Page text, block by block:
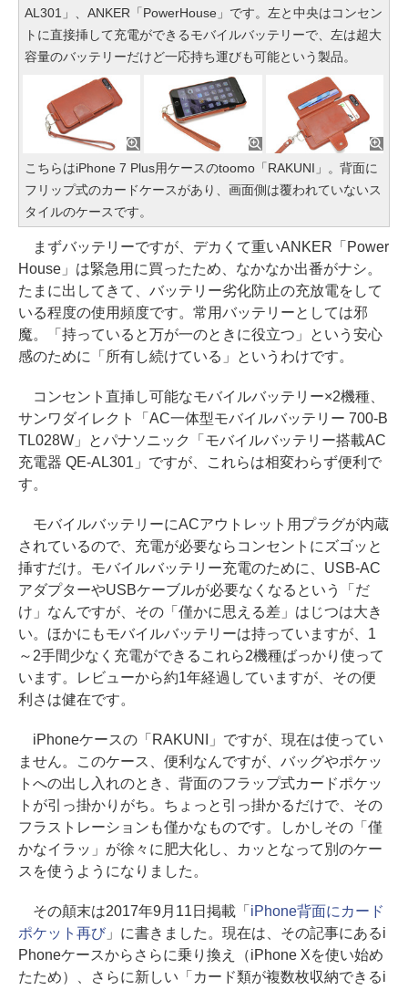
AL301」、ANKER「PowerHouse」です。左と中央はコンセン
トに直接挿して充電ができるモバイルバッテリーで、左は超大
容量のバッテリーだけど一応持ち運びも可能という製品。
こちらはiPhone 7 Plus用ケースのtoomo「RAKUNI」。背面に
フリップ式のカードケースがあり、画面側は覆われていないス
タイルのケースです。
まずバッテリーですが、デカくて重いANKER「Power
House」は緊急用に買ったため、なかなか出番がナシ。
たまに出してきて、バッテリー劣化防止の充放電をして
いる程度の使用頻度です。常用バッテリーとしては邪
魔。「持っていると万が一のときに役立つ」という安心
感のために「所有し続けている」というわけです。
コンセント直挿し可能なモバイルバッテリー×2機種、
サンワダイレクト「AC一体型モバイルバッテリー 700-B
TL028W」とパナソニック「モバイルバッテリー搭載AC
充電器 QE-AL301」ですが、これらは相変わらず便利で
す。
モバイルバッテリーにACアウトレット用プラグが内蔵
されているので、充電が必要ならコンセントにズゴッと
挿すだけ。モバイルバッテリー充電のために、USB-AC
アダプターやUSBケーブルが必要なくなるという「だ
け」なんですが、その「僅かに思える差」はじつは大き
い。ほかにもモバイルバッテリーは持っていますが、1
～2手間少なく充電ができるこれら2機種ばっかり使って
います。レビューから約1年経過していますが、その便
利さは健在です。
iPhoneケースの「RAKUNI」ですが、現在は使ってい
ません。このケース、便利なんですが、バッグやポケッ
トへの出し入れのとき、背面のフラップ式カードポケッ
トが引っ掛かりがち。ちょっと引っ掛かるだけで、その
フラストレーションも僅かなものです。しかしその「僅
かなイラッ」が徐々に肥大化し、カッとなって別のケー
スを使うようになりました。
その顛末は2017年9月11日掲載「 iPhone背面にカード
ポケット再び」に書きました。現在は、その記事にあるi
Phoneケースからさらに乗り換え（iPhone Xを使い始め
たため）、さらに新しい「カード類が複数枚収納できるi